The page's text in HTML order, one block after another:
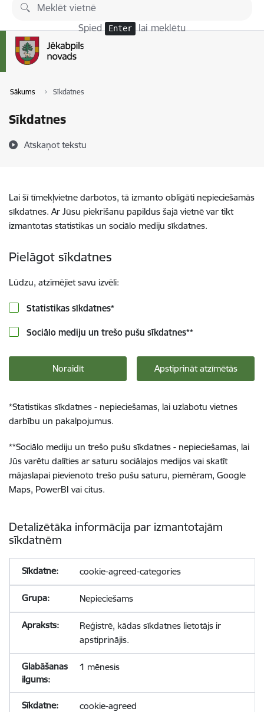
Pāriet uz lapas saturu
Spied Enter lai meklētu
Sākums Sīkdatnes
Sīkdatnes
Atskaņot tekstu
Lai šī tīmekļvietne darbotos, tā izmanto obligāti nepieciešamās
sīkdatnes. Ar Jūsu piekrišanu papildus šajā vietnē var tikt
izmantotas statistikas un sociālo mediju sīkdatnes.
Pielāgot sīkdatnes
Lūdzu, atzīmējiet savu izvēli:
Statistikas sīkdatnes*
Sociālo mediju un trešo pušu sīkdatnes**
Noraidīt Apstiprināt atzīmētās
*Statistikas sīkdatnes - nepieciešamas, lai uzlabotu vietnes
darbību un pakalpojumus.
**Sociālo mediju un trešo pušu sīkdatnes - nepieciešamas, lai
Jūs varētu dalīties ar saturu sociālajos medijos vai skatīt
mājaslapai pievienoto trešo pušu saturu, piemēram, Google
Maps, PowerBI vai citus.
Detalizētāka informācija par izmantotajām
sīkdatnēm
cookie-agreed-categories
Nepieciešams
Reģistrē, kādas sīkdatnes lietotājs ir
apstiprinājis.
1 mēnesis
cookie-agreed